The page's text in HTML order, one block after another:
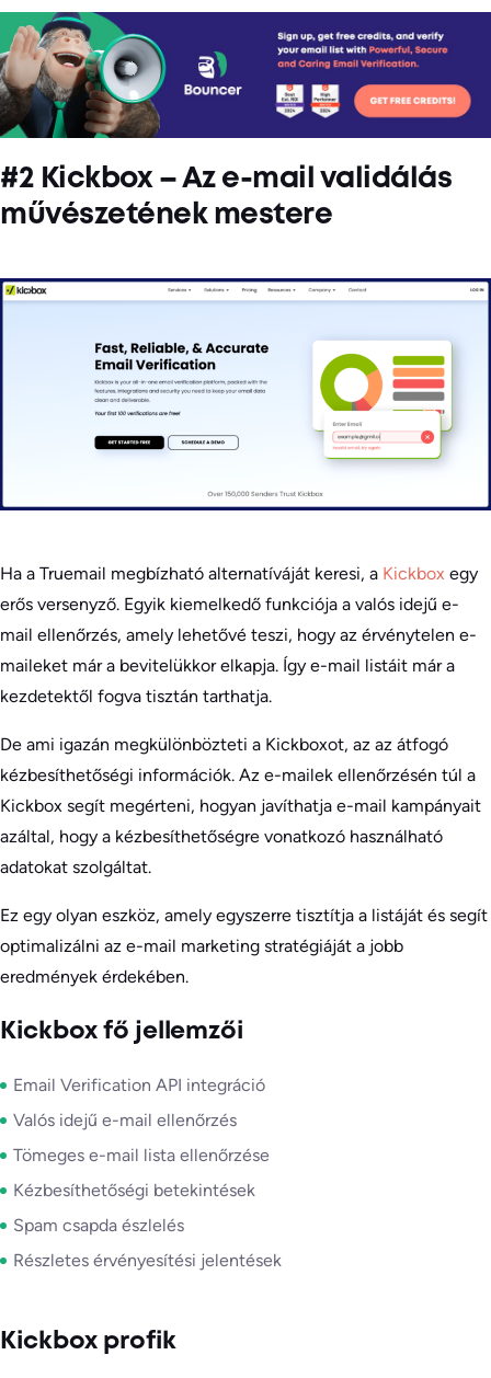
#2 Kickbox – Az e-mail validálás
művészetének mestere
Ha a Truemail megbízható alternatíváját keresi, a Kickbox egy
erős versenyző. Egyik kiemelkedő funkciója a valós idejű e-
mail ellenőrzés, amely lehetővé teszi, hogy az érvénytelen e-
maileket már a bevitelükkor elkapja. Így e-mail listáit már a
kezdetektől fogva tisztán tarthatja.
De ami igazán megkülönbözteti a Kickboxot, az az átfogó
kézbesíthetőségi információk. Az e-mailek ellenőrzésén túl a
Kickbox segít megérteni, hogyan javíthatja e-mail kampányait
azáltal, hogy a kézbesíthetőségre vonatkozó használható
adatokat szolgáltat.
Ez egy olyan eszköz, amely egyszerre tisztítja a listáját és segít
optimalizálni az e-mail marketing stratégiáját a jobb
eredmények érdekében.
Kickbox fő jellemzői
Email Verification API integráció
Valós idejű e-mail ellenőrzés
Tömeges e-mail lista ellenőrzése
Kézbesíthetőségi betekintések
Spam csapda észlelés
Részletes érvényesítési jelentések
Kickbox profik